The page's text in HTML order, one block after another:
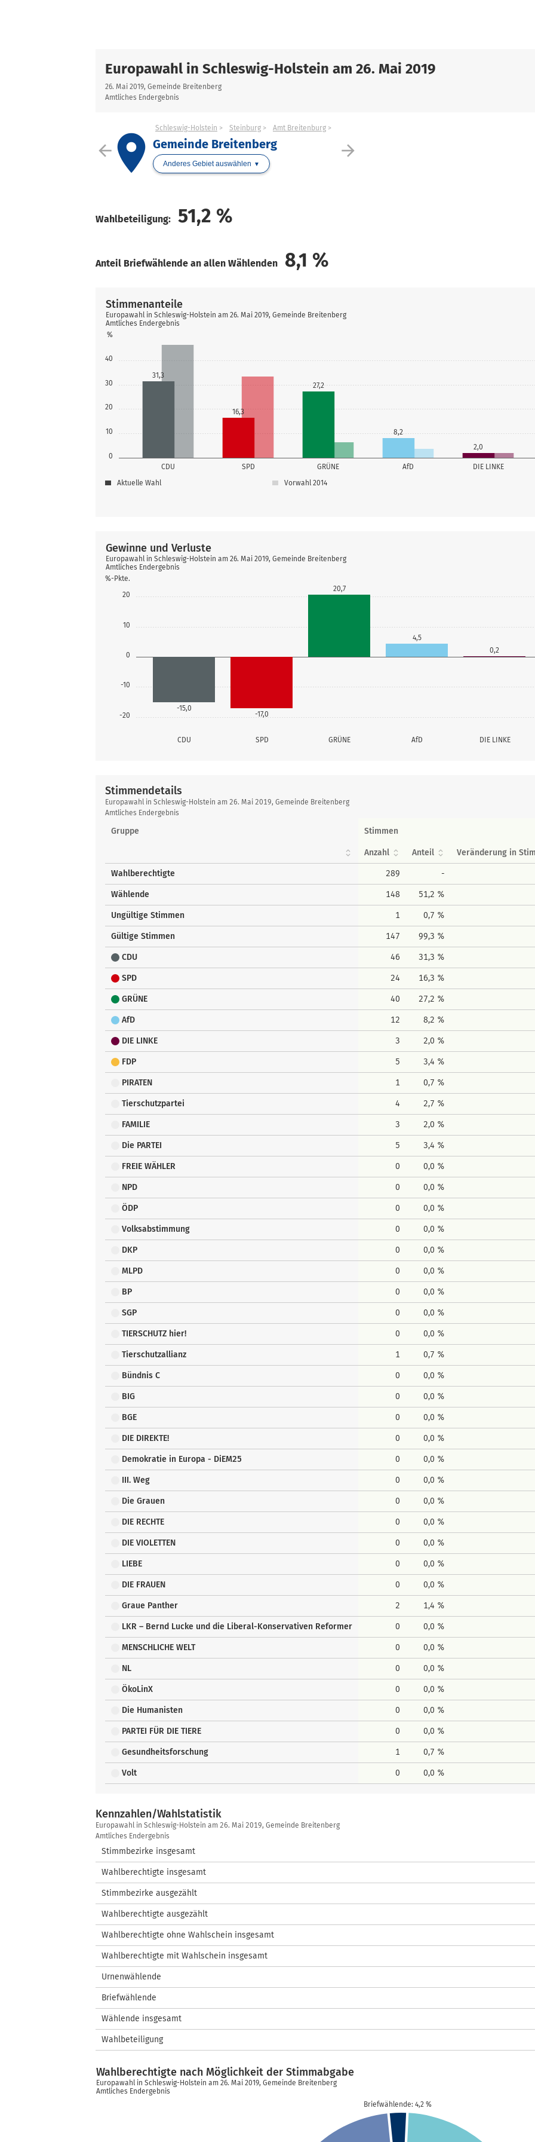
Europawahl in Schleswig-Holstein am 26. Mai 2019
26. Mai 2019, Gemeinde Breitenberg
Amtliches Endergebnis
arrow_back arrow_forward
place
Schleswig-Holstein Steinburg Amt Breitenburg
Gemeinde Breitenberg
Anderes Gebiet auswählen
Wahlbeteiligung: 51,2 %
Anteil Briefwählende an allen Wählenden 8,1 %
0
10
20
30
40
%
CDU SPD GRÜNE AfD DIE LINKE
31,3
16,3
27,2
8,2
2,0
Stimmenanteile
Europawahl in Schleswig-Holstein am 26. Mai 2019, Gemeinde Breitenberg
Amtliches Endergebnis
Aktuelle Wahl Vorwahl 2014
-20
-10
0
10
20
%-Pkte.
CDU SPD GRÜNE AfD DIE LINKE
-15,0
-17,0
20,7
4,5
0,2
Gewinne und Verluste
Europawahl in Schleswig-Holstein am 26. Mai 2019, Gemeinde Breitenberg
Amtliches Endergebnis
Stimmendetails
Stimmendetails
Europawahl in Schleswig-Holstein am 26. Mai 2019, Gemeinde Breitenberg
Amtliches Endergebnis
Gruppe Stimmen
Anzahl Anteil Veränderung in
Wahlberechtigte 289 -
Wählende 148 51,2 %
Ungültige Stimmen 1 0,7 %
Gültige Stimmen 147 99,3 %
CDU 46 31,3 %
SPD 24 16,3 %
GRÜNE 40 27,2 %
AfD 12 8,2 %
DIE LINKE 3 2,0 %
FDP 5 3,4 %
PIRATEN 1 0,7 %
Tierschutzpartei 4 2,7 %
FAMILIE 3 2,0 %
Die PARTEI 5 3,4 %
FREIE WÄHLER 0 0,0 %
NPD 0 0,0 %
ÖDP 0 0,0 %
Volksabstimmung 0 0,0 %
DKP 0 0,0 %
MLPD 0 0,0 %
BP 0 0,0 %
SGP 0 0,0 %
TIERSCHUTZ hier! 0 0,0 %
Tierschutzallianz 1 0,7 %
Bündnis C 0 0,0 %
BIG 0 0,0 %
BGE 0 0,0 %
DIE DIREKTE! 0 0,0 %
Demokratie in Europa - DiEM25 0 0,0 %
III. Weg 0 0,0 %
Die Grauen 0 0,0 %
DIE RECHTE 0 0,0 %
DIE VIOLETTEN 0 0,0 %
LIEBE 0 0,0 %
DIE FRAUEN 0 0,0 %
Graue Panther 2 1,4 %
LKR – Bernd Lucke und die Liberal-Konservativen Reformer 0 0,0 %
MENSCHLICHE WELT 0 0,0 %
NL 0 0,0 %
ÖkoLinX 0 0,0 %
Die Humanisten 0 0,0 %
PARTEI FÜR DIE TIERE 0 0,0 %
Gesundheitsforschung 1 0,7 %
Volt 0 0,0 %
Kennzahlen/Wahlstatistik
Kennzahlen/Wahlstatistik
Europawahl in Schleswig-Holstein am 26. Mai 2019, Gemeinde Breitenberg
Amtliches Endergebnis
Stimmbezirke insgesamt
Wahlberechtigte insgesamt
Stimmbezirke ausgezählt
Wahlberechtigte ausgezählt
Wahlberechtigte ohne Wahlschein insgesamt
Wahlberechtigte mit Wahlschein insgesamt
Urnenwählende
Briefwählende
Wählende insgesamt
Wahlbeteiligung
Briefwählende: 4,2 %
Wahlberechtigte nach Möglichkeit der Stimmabgabe
Europawahl in Schleswig-Holstein am 26. Mai 2019, Gemeinde Breitenberg
Amtliches Endergebnis